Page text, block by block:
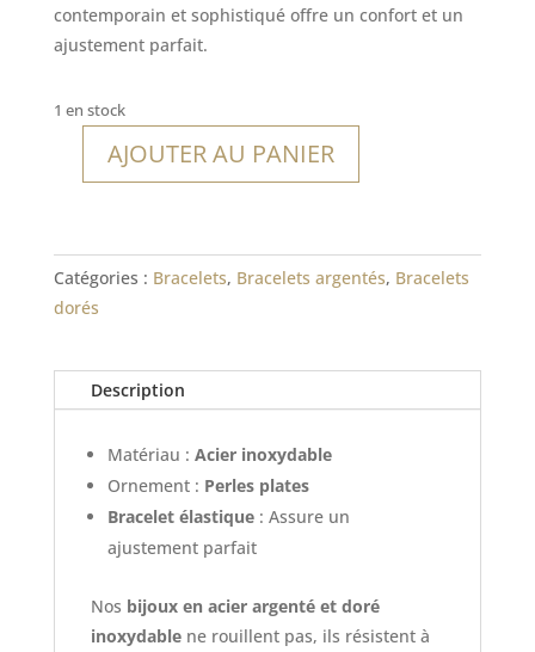
contemporain et sophistiqué offre un confort et un
ajustement parfait.
1 en stock
quantité
Tahiti
AJOUTER AU PANIER
Catégories : Bracelets, Bracelets argentés, Bracelets
dorés
Description
Matériau : Acier inoxydable
Ornement : Perles plates
Bracelet élastique: Assure un
ajustement parfait
Nos bijoux en acier argenté et doré
inoxydablene rouillent pas, ils résistent à